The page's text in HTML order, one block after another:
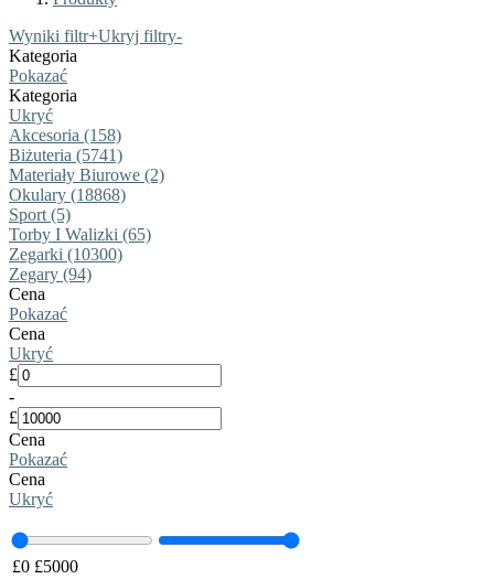
Wyniki filtr+Ukryj filtry-
Kategoria
Pokazać
Kategoria
Ukryć
Akcesoria (158)
Biżuteria (5741)
Materiały Biurowe (2)
Okulary (18868)
Sport (5)
Torby I Walizki (65)
Zegarki (10300)
Zegary (94)
Cena
Pokazać
Cena
Ukryć
£
-
£
Cena
Pokazać
Cena
Ukryć
£0 £5000